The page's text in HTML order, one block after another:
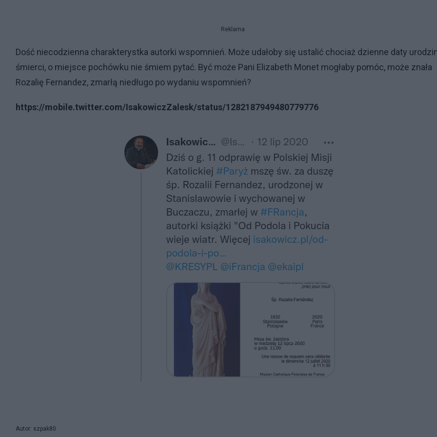
Reklama
Dość niecodzienna charakterystka autorki wspomnień. Może udałoby się ustalić chociaż dzienne daty
śmierci, o miejsce pochówku nie śmiem pytać. Być może Pani Elizabeth Monet mogłaby pomóc, może znała
Rozalię Fernandez, zmarłą niedługo po wydaniu wspomnień?
https://mobile.twitter.com/IsakowiczZalesk/status/1282187949480779776
Autor: szpak80